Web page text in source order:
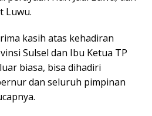
Luwu.
kasih atas kehadiran
Sulsel dan Ibu Ketua TP
biasa, bisa dihadiri
dan seluruh pimpinan